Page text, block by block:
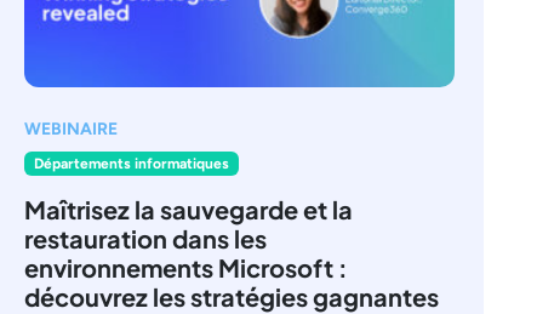
WEBINAIRE
Départements informatiques
Maîtrisez la sauvegarde et la
restauration dans les
environnements Microsoft :
découvrez les stratégies gagnantes